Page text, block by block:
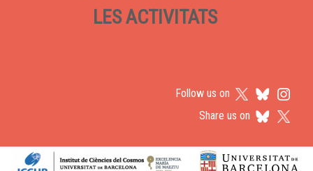
LES ACTIVITATS
Follow us on
Share us on
Logos footer